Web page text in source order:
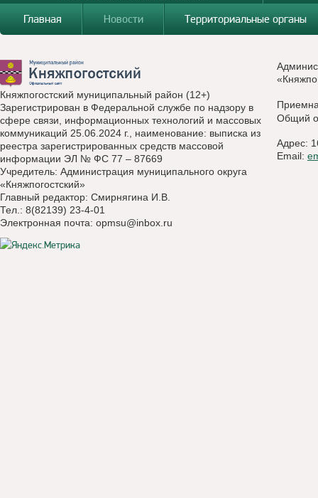
Главная
Новости Территориальные органы
Княжпогостский муниципальный район (12+)
Зарегистрирован в Федеральной службе по надзору в
сфере связи, информационных технологий и массовых
коммуникаций 25.06.2024 г., наименование: выписка из
реестра зарегистрированных средств массовой
информации ЭЛ № ФС 77 – 87669
Учредитель: Администрация муниципального округа
«Княжпогостский»
Главный редактор: Смирнягина И.В.
Тел.: 8(82139) 23-4-01
Электронная почта: opmsu@inbox.ru
Общий
Адрес:
Email: